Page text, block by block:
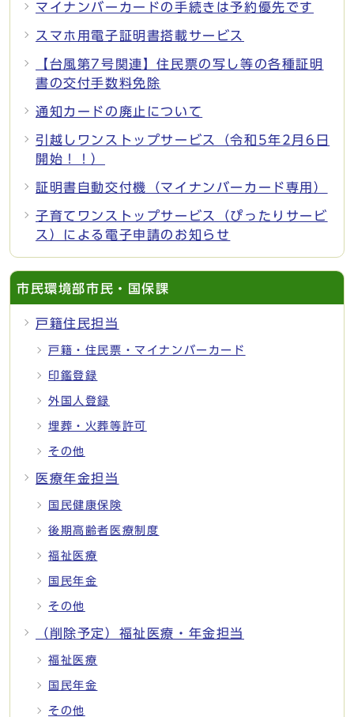
マイナンバーカードの手続きは予約優先です
スマホ用電子証明書搭載サービス
【台風第7号関連】住民票の写し等の各種証明
書の交付手数料免除
通知カードの廃止について
引越しワンストップサービス（令和5年2月6日
開始！！）
証明書自動交付機（マイナンバーカード専用）
子育てワンストップサービス（ぴったりサービ
ス）による電子申請のお知らせ
市民環境部市民・国保課
戸籍住民担当
戸籍・住民票・マイナンバーカード
印鑑登録
外国人登録
埋葬・火葬等許可
その他
医療年金担当
国民健康保険
後期高齢者医療制度
福祉医療
国民年金
その他
（削除予定）福祉医療・年金担当
福祉医療
国民年金
その他